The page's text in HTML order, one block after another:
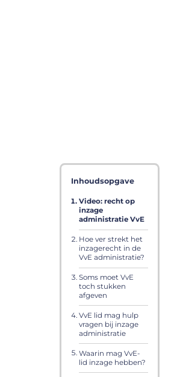
Inhoudsopgave
Video: recht op
inzage
administratie VvE
Hoe ver strekt het
inzagerecht in de
VvE administratie?
Soms moet VvE
toch stukken
afgeven
VvE lid mag hulp
vragen bij inzage
administratie
Waarin mag VvE-
lid inzage hebben?